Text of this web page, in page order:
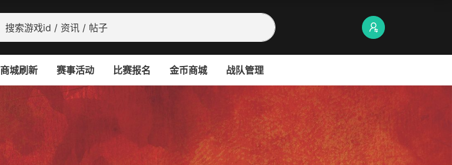
商城刷新 赛事活动 比赛报名 金币商城 战队管理